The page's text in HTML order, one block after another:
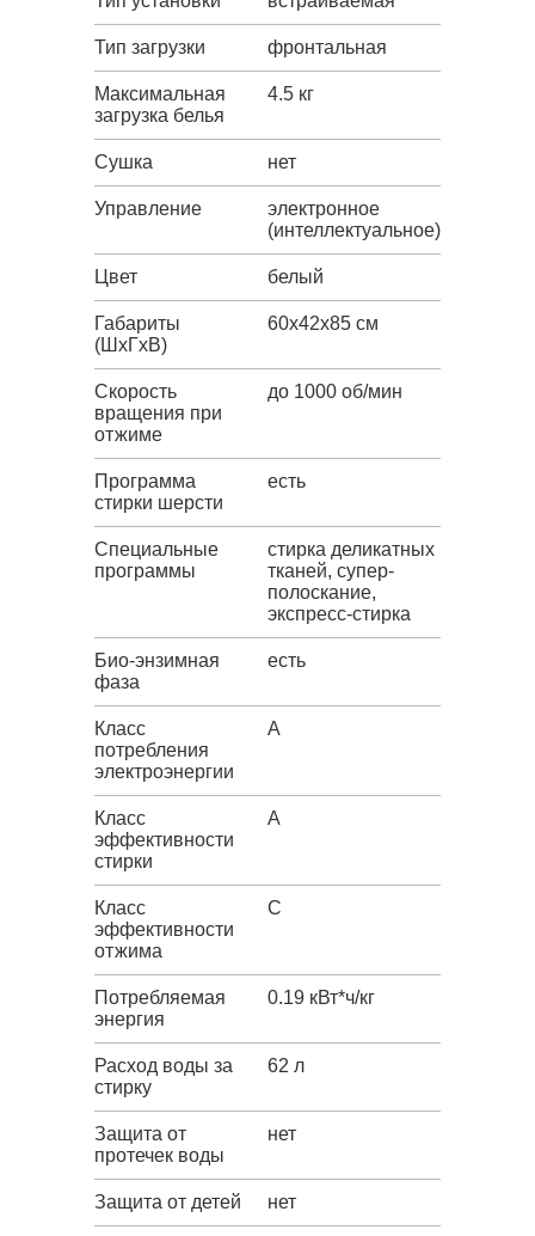
Тип загрузки фронтальная
Максимальная
загрузка белья
4.5 кг
Сушка нет
Управление
электронное
(интеллектуальное)
Цвет белый
Габариты
(ШxГxВ)
60x42x85 см
Скорость
вращения при
отжиме
до 1000 об/мин
Программа
стирки шерсти
есть
Специальные
программы
стирка деликатных
тканей, супер-
полоскание,
экспресс-стирка
Био-энзимная
фаза
есть
Класс
потребления
электроэнергии
A
Класс
эффективности
стирки
A
Класс
эффективности
отжима
C
Потребляемая
энергия
0.19 кВт*ч/кг
Расход воды за
стирку
62 л
Защита от
протечек воды
нет
Защита от детей нет